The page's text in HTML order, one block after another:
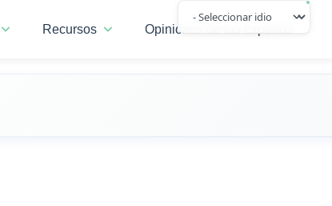
Recursos Opiniones de los expertos